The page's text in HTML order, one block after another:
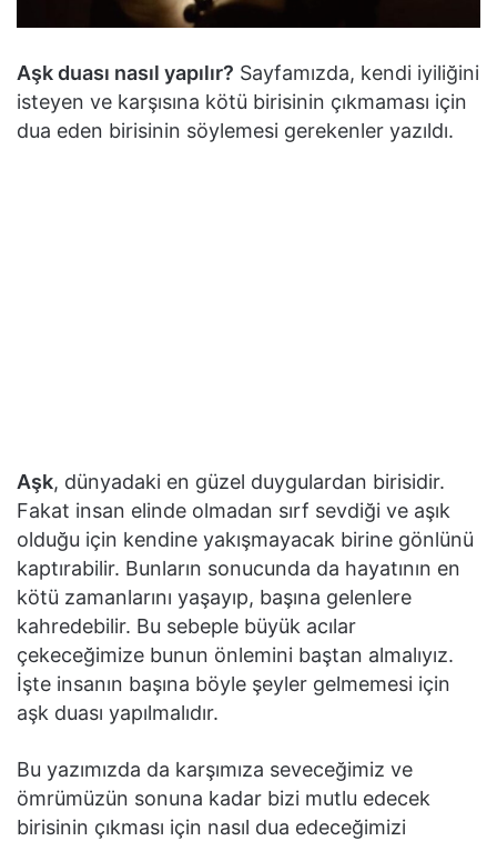
Aşk duası nasıl yapılır? Sayfamızda, kendi iyiliğini
isteyen ve karşısına kötü birisinin çıkmaması için
dua eden birisinin söylemesi gerekenler yazıldı.
Aşk, dünyadaki en güzel duygulardan birisidir.
Fakat insan elinde olmadan sırf sevdiği ve aşık
olduğu için kendine yakışmayacak birine gönlünü
kaptırabilir. Bunların sonucunda da hayatının en
kötü zamanlarını yaşayıp, başına gelenlere
kahredebilir. Bu sebeple büyük acılar
çekeceğimize bunun önlemini baştan almalıyız.
İşte insanın başına böyle şeyler gelmemesi için
aşk duası yapılmalıdır.
Bu yazımızda da karşımıza seveceğimiz ve
ömrümüzün sonuna kadar bizi mutlu edecek
birisinin çıkması için nasıl dua edeceğimizi